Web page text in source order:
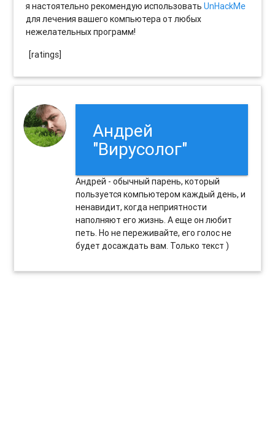
я настоятельно рекомендую использоватьUnHackMe
для лечения вашего компьютера от любых
нежелательных программ!
[ratings]
Андрей
"Вирусолог"
Андрей - обычный парень, который
пользуется компьютером каждый день, и
ненавидит, когда неприятности
наполняют его жизнь. А еще он любит
петь. Но не переживайте, его голос не
будет досаждать вам. Только текст )